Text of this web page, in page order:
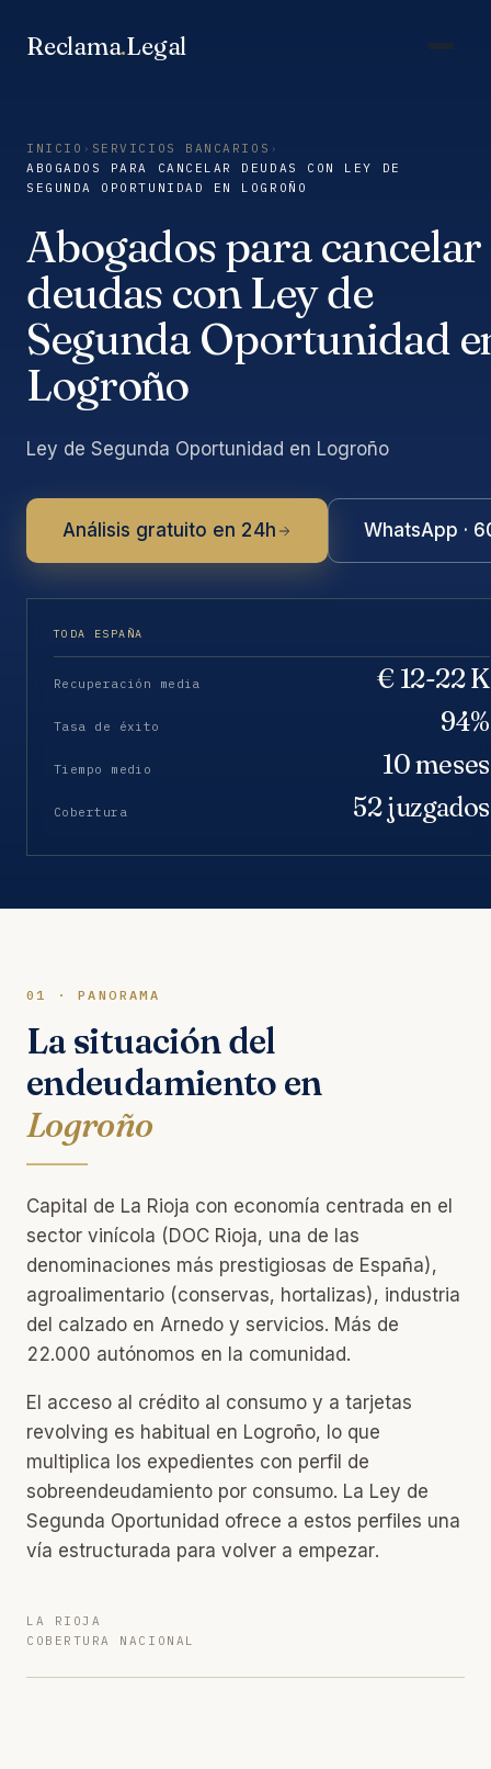
Reclama.Legal
INICIO › SERVICIOS BANCARIOS ›
ABOGADOS PARA CANCELAR DEUDAS CON LEY DE
SEGUNDA OPORTUNIDAD EN LOGROÑO
Abogados para cancelar
deudas con Ley de
Segunda Oportunidad
Logroño
Ley de Segunda Oportunidad en Logroño
Análisis gratuito en 24h WhatsApp ·
TODA ESPAÑA
Recuperación media € 12-22 K
Tasa de éxito 94%
Tiempo medio 10 meses
Cobertura 52 juzgados
01 · PANORAMA
La situación del
endeudamiento en
Logroño
Capital de La Rioja con economía centrada en el
sector vinícola (DOC Rioja, una de las
denominaciones más prestigiosas de España),
agroalimentario (conservas, hortalizas), industria
del calzado en Arnedo y servicios. Más de
22.000 autónomos en la comunidad.
El acceso al crédito al consumo y a tarjetas
revolving es habitual en Logroño, lo que
multiplica los expedientes con perfil de
sobreendeudamiento por consumo. La Ley de
Segunda Oportunidad ofrece a estos perfiles una
vía estructurada para volver a empezar.
LA RIOJA
COBERTURA NACIONAL